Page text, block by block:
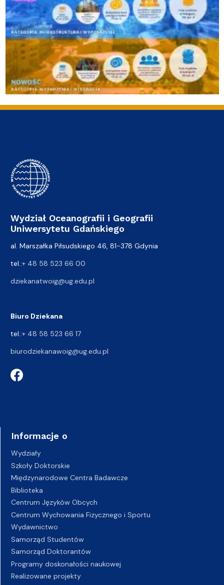
Wydział Oceanografii i Geografii
Uniwersytetu Gdańskiego
al. Marszałka Piłsudskiego 46, 81-378 Gdynia
tel.:+ 48 58 523 66 00
dziekanatwoig@ug.edu.pl
Biuro Dziekana
tel.:+ 48 58 523 66 17
biurodziekanawoig@ug.edu.pl
Informacje o
Wydziały
Szkoły Doktorskie
Międzynarodowe Centra Badawcze
Biblioteka
Centrum Języków Obcych
Centrum Wychowania Fizycznego i Sportu
Wydawnictwo
Samorząd Studentów
Samorząd Doktorantów
Programy doskonałości naukowej
Realizowane projekty